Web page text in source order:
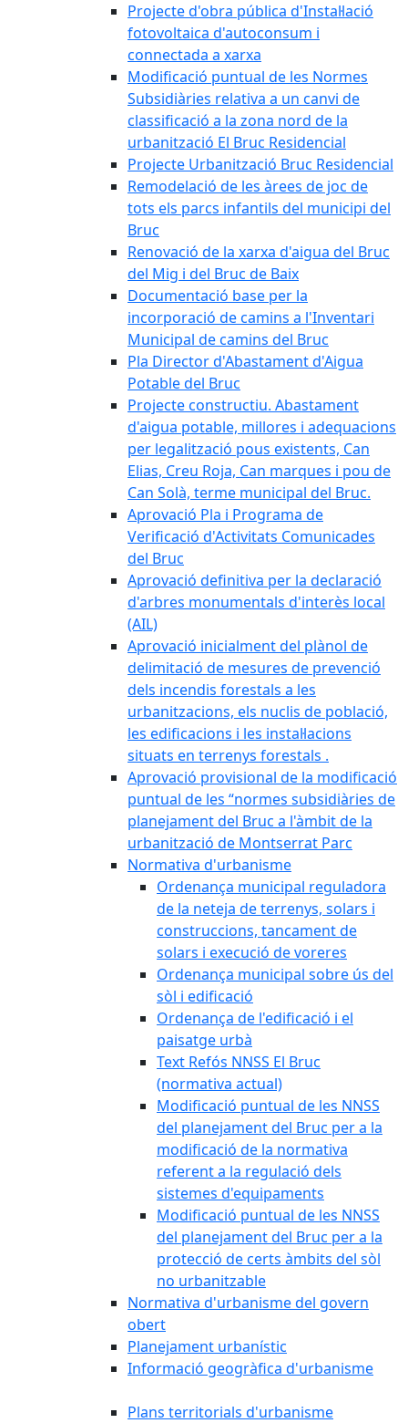
Projecte d'obra pública d'Instal·lació
fotovoltaica d'autoconsum i
connectada a xarxa
Modificació puntual de les Normes
Subsidiàries relativa a un canvi de
classificació a la zona nord de la
urbanització El Bruc Residencial
Projecte Urbanització Bruc Residencial
Remodelació de les àrees de joc de
tots els parcs infantils del municipi del
Bruc
Renovació de la xarxa d'aigua del Bruc
del Mig i del Bruc de Baix
Documentació base per la
incorporació de camins a l'Inventari
Municipal de camins del Bruc
Pla Director d'Abastament d'Aigua
Potable del Bruc
Projecte constructiu. Abastament
d'aigua potable, millores i adequacions
per legalització pous existents, Can
Elias, Creu Roja, Can marques i pou de
Can Solà, terme municipal del Bruc.
Aprovació Pla i Programa de
Verificació d'Activitats Comunicades
del Bruc
Aprovació definitiva per la declaració
d'arbres monumentals d'interès local
(AIL)
Aprovació inicialment del plànol de
delimitació de mesures de prevenció
dels incendis forestals a les
urbanitzacions, els nuclis de població,
les edificacions i les instal·lacions
situats en terrenys forestals .
Aprovació provisional de la modificació
puntual de les “normes subsidiàries de
planejament del Bruc a l'àmbit de la
urbanització de Montserrat Parc
Normativa d'urbanisme
Ordenança municipal reguladora
de la neteja de terrenys, solars i
construccions, tancament de
solars i execució de voreres
Ordenança municipal sobre ús del
sòl i edificació
Ordenança de l'edificació i el
paisatge urbà
Text Refós NNSS El Bruc
(normativa actual)
Modificació puntual de les NNSS
del planejament del Bruc per a la
modificació de la normativa
referent a la regulació dels
sistemes d'equipaments
Modificació puntual de les NNSS
del planejament del Bruc per a la
protecció de certs àmbits del sòl
no urbanitzable
Normativa d'urbanisme del govern
obert
Planejament urbanístic
Informació geogràfica d'urbanisme
Plans territorials d'urbanisme